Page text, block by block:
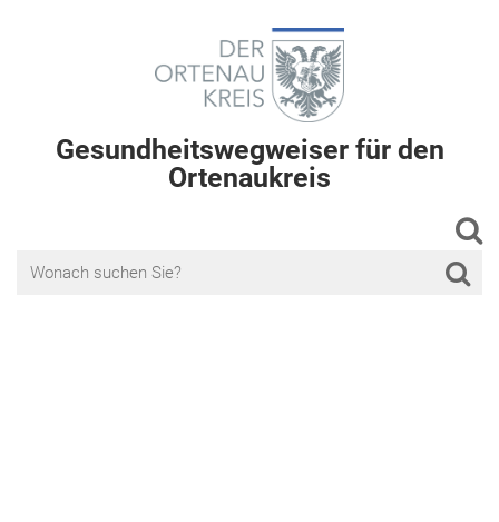
Gesundheitswegweiser für den
Ortenaukreis